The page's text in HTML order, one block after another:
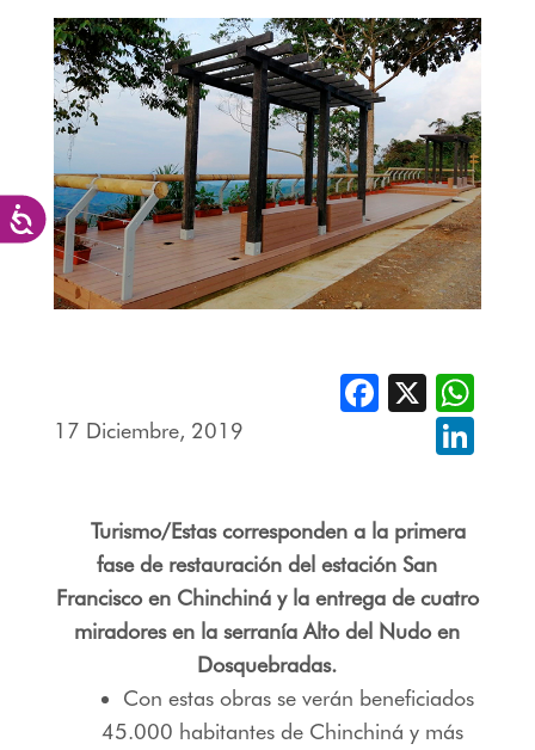
Accesibilidad
17 Diciembre, 2019
Facebook
X
Turismo/Estas corresponden a la primera
fase de restauración del estación San
Francisco en Chinchiná y la entrega de cuatro
miradores en la serranía Alto del Nudo en
Dosquebradas.
Con estas obras se verán beneficiados
45.000 habitantes de Chinchiná y más